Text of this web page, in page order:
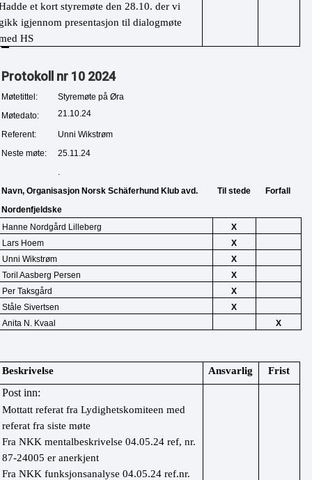
et kort styremøte den 28.10. der vi
igjennom presentasjon til dialogmøte
HS
Protokoll nr 10 2024
Møtetittel:
Styremøte på Øra
Møtedato:
21.10.24
Referent:
Unni Wikstrøm
Neste møte:
25.11.24
.
Navn, Organisasjon Norsk Schäferhund Klub avd.
Nordenfjeldske
Til stede Forfall
Hanne Nordgård Lilleberg
X
Lars Hoem
X
Unni Wikstrøm
X
Toril Aasberg Persen
X
Per Taksgård
X
Ståle Sivertsen
X
Anita N. Kvaal
X
Beskrivelse Ansvarlig Frist
Post inn:
Mottatt referat fra Lydighetskomiteen med
referat fra siste møte
Fra NKK mentalbeskrivelse 04.05.24 ref, nr.
87-24005 er anerkjent
Fra NKK funksjonsanalyse 04.05.24 ref.nr.